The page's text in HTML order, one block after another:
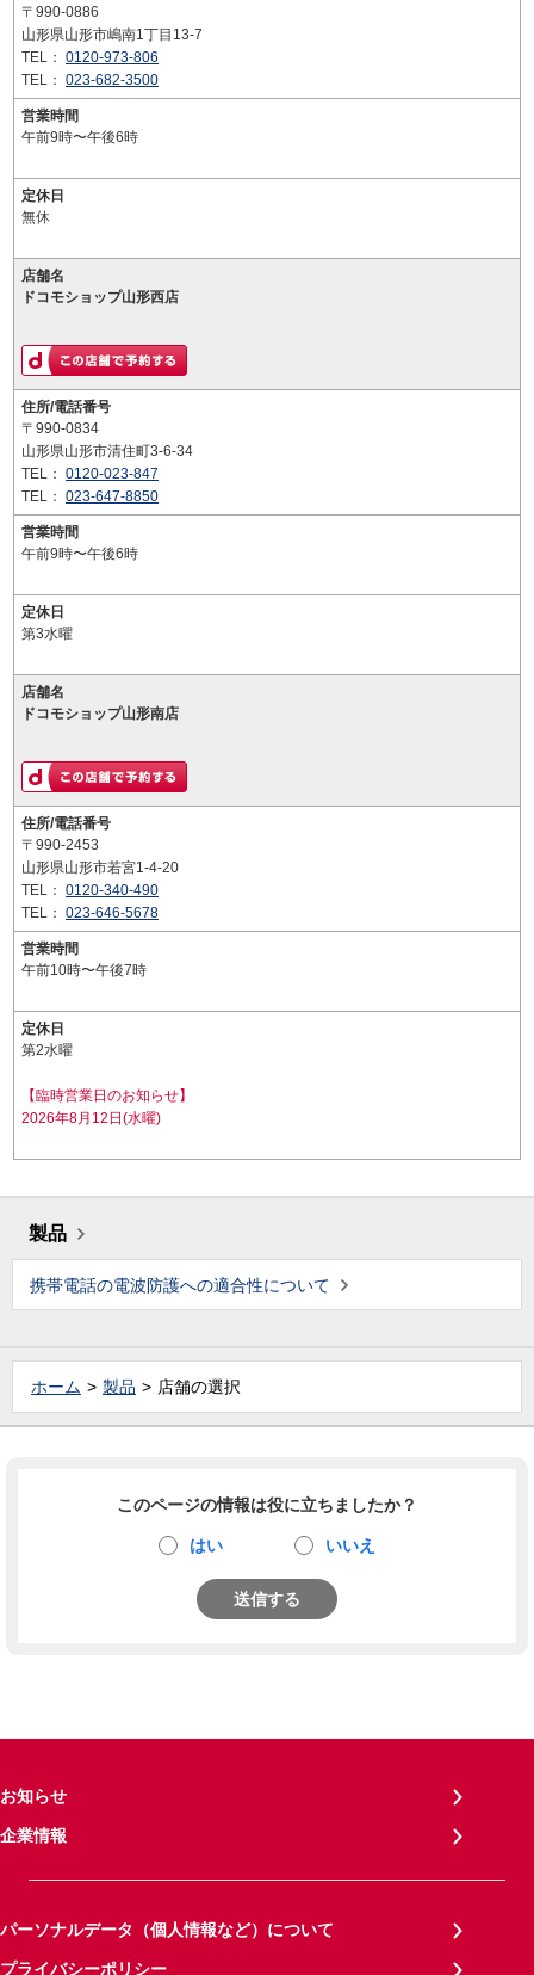
〒990-0886
山形県山形市嶋南1丁目13-7
TEL： 0120-973-806
TEL： 023-682-3500
営業時間
午前9時〜午後6時
定休日
無休
店舗名
ドコモショップ山形西店
住所/電話番号
〒990-0834
山形県山形市清住町3-6-34
TEL： 0120-023-847
TEL： 023-647-8850
営業時間
午前9時〜午後6時
定休日
第3水曜
店舗名
ドコモショップ山形南店
住所/電話番号
〒990-2453
山形県山形市若宮1-4-20
TEL： 0120-340-490
TEL： 023-646-5678
営業時間
午前10時〜午後7時
定休日
第2水曜
【臨時営業日のお知らせ】
2026年8月12日(水曜)
製品
携帯電話の電波防護への適合性について
ホーム 製品 店舗の選択
このページの情報は役に立ちましたか？
はい いいえ
送信する
お知らせ
企業情報
パーソナルデータ（個人情報など）について
プライバシーポリシー